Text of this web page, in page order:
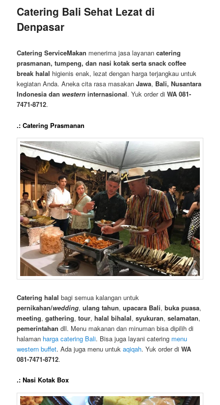
Catering Bali Sehat Lezat di
Denpasar
Catering ServiceMakan menerima jasa layanancatering
prasmanan, tumpeng, dan nasi kotak serta snack coffee
break halal higienis enak, lezat dengan harga terjangkau untuk
kegiatan Anda. Aneka cita rasa masakanJawa, Bali, Nusantara
Indonesia dan western internasional. Yuk order diWA 081-
7471-8712.
.: Catering Prasmanan
Catering halal bagi semua kalangan untuk
pernikahan/wedding,ulang tahun,upacara Bali,buka puasa,
meeting,gathering,tour,halal bihalal,syukuran,selamatan,
pemerintahan dll. Menu makanan dan minuman bisa dipilih di
halaman harga catering Bali. Bisa juga layani catering menu
western buffet. Ada juga menu untukaqiqah. Yuk order diWA
081-7471-8712.
.: Nasi Kotak Box